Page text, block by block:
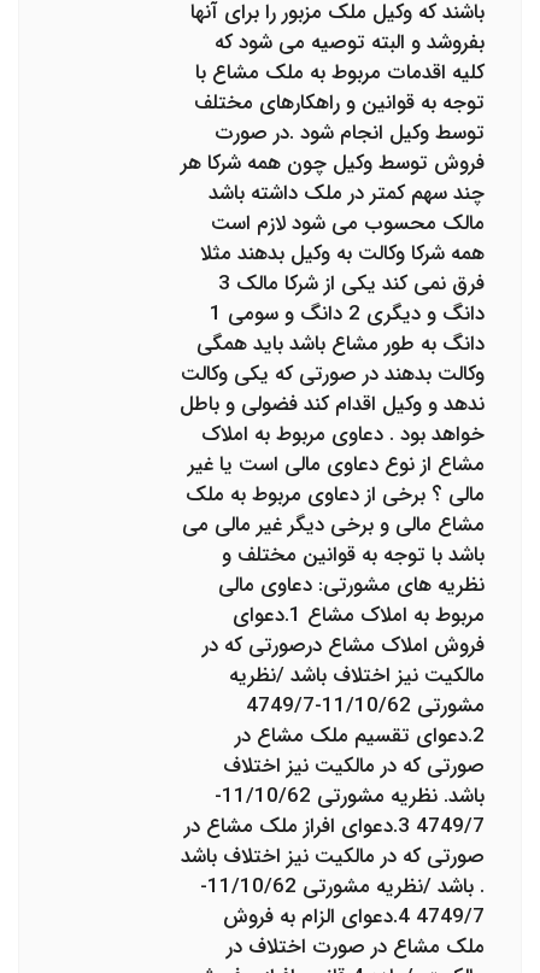
باشند که وکیل ملک مزبور را برای آنها
بفروشد و البته توصیه می شود که
کلیه اقدمات مربوط به ملک مشاع با
توجه به قوانین و راهکارهای مختلف
توسط وکیل انجام شود .در صورت
فروش توسط وکیل چون همه شرکا هر
چند سهم کمتر در ملک داشته باشد
مالک محسوب می شود لازم است
همه شرکا وکالت به وکیل بدهند مثلا
فرق نمی کند یکی از شرکا مالک 3
دانگ و دیگری 2 دانگ و سومی 1
دانگ به طور مشاع باشد باید همگی
وکالت بدهند در صورتی که یکی وکالت
ندهد و وکیل اقدام کند فضولی و باطل
خواهد بود . دعاوی مربوط به املاک
مشاع از نوع دعاوی مالی است یا غیر
مالی ؟ برخی از دعاوی مربوط به ملک
مشاع مالی و برخی دیگر غیر مالی می
باشد با توجه به قوانین مختلف و
نظریه های مشورتی: دعاوی مالی
مربوط به املاک مشاع 1.دعوای
فروش املاک مشاع درصورتی که در
مالکیت نیز اختلاف باشد /نظریه
مشورتی 11/10/62-4749/7
2.دعوای تقسیم ملک مشاع در
صورتی که در مالکیت نیز اختلاف
باشد. نظریه مشورتی 11/10/62-
4749/7 3.دعوای افراز ملک مشاع در
صورتی که در مالکیت نیز اختلاف باشد
. باشد /نظریه مشورتی 11/10/62-
4749/7 4.دعوای الزام به فروش
ملک مشاع در صورت اختلاف در